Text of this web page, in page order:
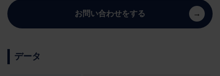
お問い合わせをする
データ